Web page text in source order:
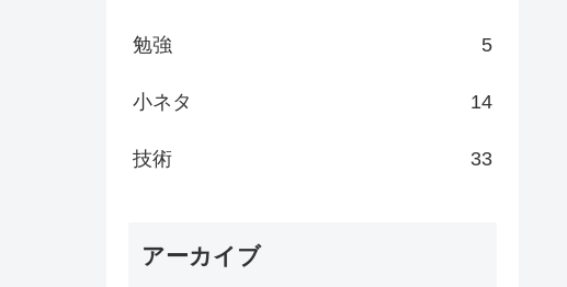
勉強 5
小ネタ 14
技術 33
アーカイブ